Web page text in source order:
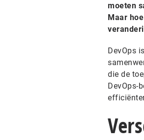
moeten
Maar
DevOps
die de
DevOps-